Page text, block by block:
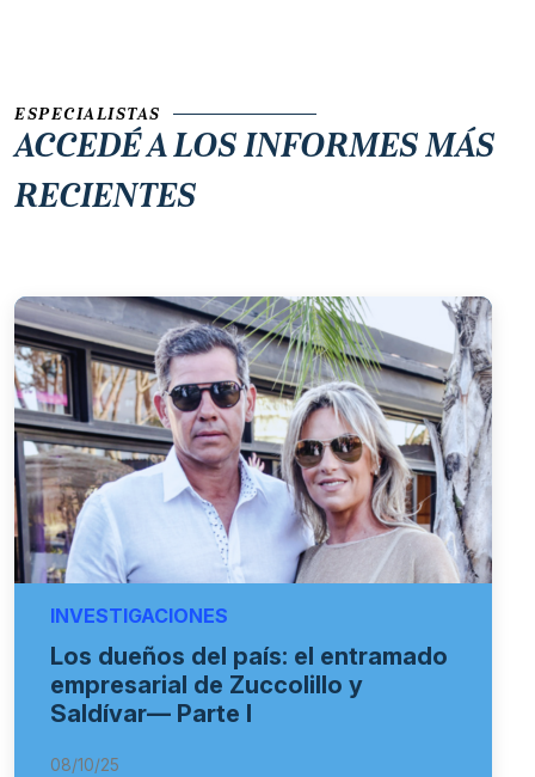
ESPECIALISTAS
ACCEDÉ A LOSINFORMES MÁS
RECIENTES
INVESTIGACIONES
Los dueños del país: el entramado
empresarial de Zuccolillo y
Saldívar— Parte I
08/10/25